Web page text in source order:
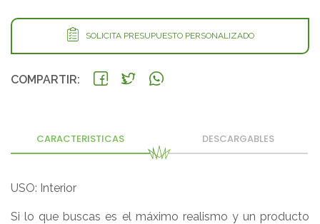
SOLICITA PRESUPUESTO PERSONALIZADO
COMPARTIR:
CARACTERISTICAS DESCARGABLES
USO: Interior
Si lo que buscas es el máximo realismo y un producto